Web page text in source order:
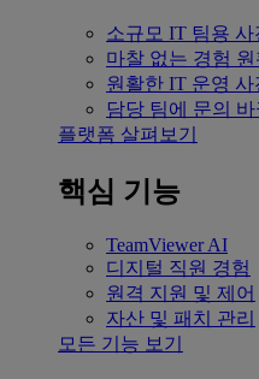
소규모 IT 팀용 사
마찰 없는 경험
원활한 IT 운영 사
담당 팀에 문의
플랫폼 살펴보기
핵심 기능
TeamViewer AI
디지털 직원 경험
원격 지원 및 제어
자산 및 패치 관리
모든 기능 보기